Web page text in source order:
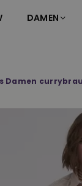
DAMEN
Damen